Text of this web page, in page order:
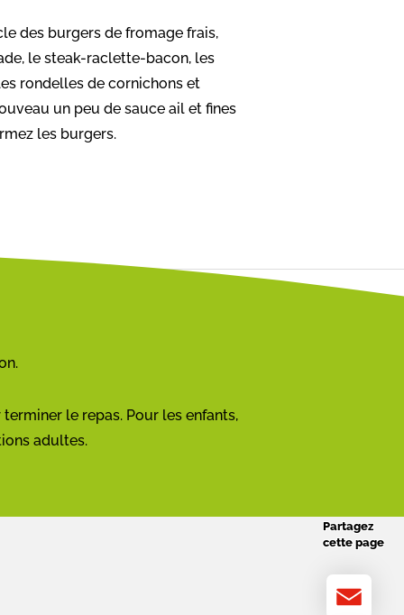
des burgers de fromage frais,
le steak-raclette-bacon, les
rondelles de cornichons et
un peu de sauce ail et fines
les burgers.
le repas. Pour les enfants,
adultes.
Partagez
cette page